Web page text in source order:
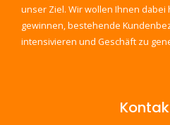
unser Ziel. Wir wollen Ihnen
gewinnen, bestehende
intensivieren und Geschäft zu